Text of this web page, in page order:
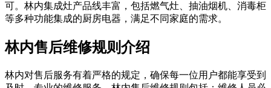
可。林内集成灶产品线丰富，包括燃气灶、抽油烟机、消毒柜
等多种功能集成的厨房电器，满足不同家庭的需求。
林内售后维修规则介绍
林内对售后服务有着严格的规定，确保每一位用户都能享受到